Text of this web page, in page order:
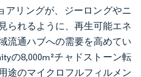
アリングが、ジーロングやニ
られるように、再生可能エネ
流通ハブへの需要を高めてい
の8,000m²チャドストーン転
途のマイクロフルフィルメン